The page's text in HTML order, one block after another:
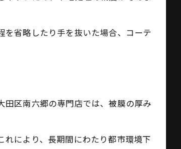
省略したり手を抜いた場合、コーテ
田区南六郷の専門店では、被膜の厚み
れにより、長期間にわたり都市環境下